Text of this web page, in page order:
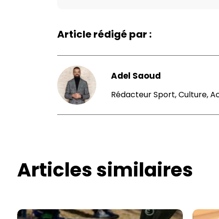
Article rédigé par :
Adel Saoud
Rédacteur Sport, Culture,
Articles similaires